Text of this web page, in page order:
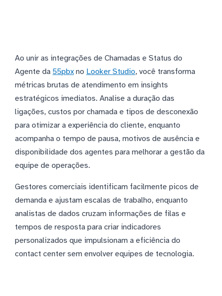
Ao unir as integrações de Chamadas e Status do
Agente da 55pbxno Looker Studio, você transforma
métricas brutas de atendimento em insights
estratégicos imediatos. Analise a duração das
ligações, custos por chamada e tipos de desconexão
para otimizar a experiência do cliente, enquanto
acompanha o tempo de pausa, motivos de ausência e
disponibilidade dos agentes para melhorar a gestão da
equipe de operações.
Gestores comerciais identificam facilmente picos de
demanda e ajustam escalas de trabalho, enquanto
analistas de dados cruzam informações de filas e
tempos de resposta para criar indicadores
personalizados que impulsionam a eficiência do
contact center sem envolver equipes de tecnologia.